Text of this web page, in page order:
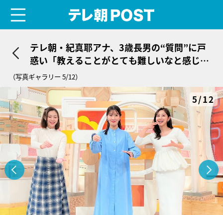
テレ朝・紀真耶アナ、3歳長男の“質問”に戸
惑い「教えることがとても難しいなと感じた
出来事」
（写真ギャラリー 5/12）
5/12